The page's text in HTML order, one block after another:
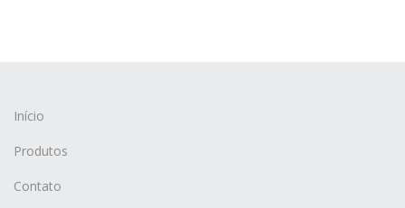
Início
Produtos
Contato